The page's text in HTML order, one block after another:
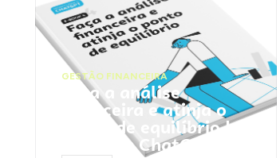
GESTÃO FINANCEIRA
Faça a análise
financeira e atinja o
ponto de equilíbrio |
Prompts ChatGPT